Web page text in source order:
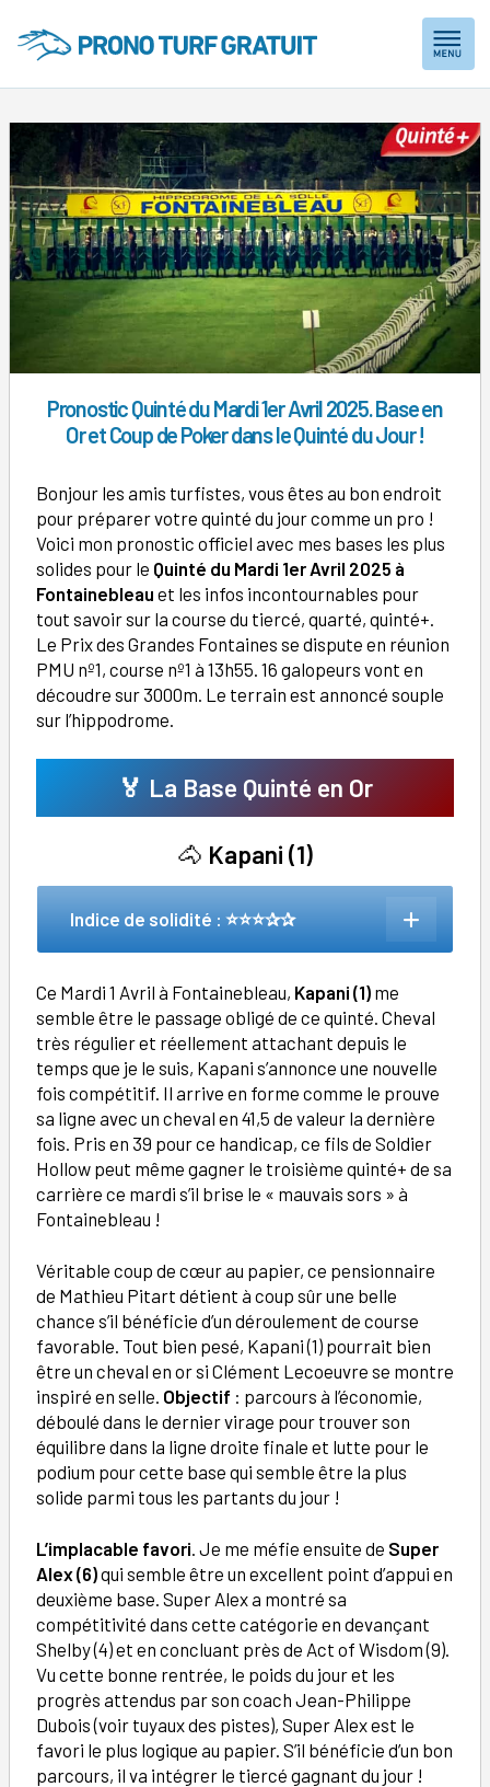
content
Pronostic Quinté du Mardi 1er Avril 2025. Base en
Or et Coup de Poker dans le Quinté du Jour !
Bonjour les amis turfistes, vous êtes au bon endroit
pour préparer votre quinté du jour comme un pro !
Voici mon pronostic officiel avec mes bases les plus
solides pour le Quinté du Mardi 1er Avril 2025 à
Fontainebleau et les infos incontournables pour
tout savoir sur la course du tiercé, quarté, quinté+.
Le Prix des Grandes Fontaines se dispute en réunion
PMU nº1, course nº1 à 13h55. 16 galopeurs vont en
découdre sur 3000m. Le terrain est annoncé souple
sur l’hippodrome.
🏅 La Base Quinté en Or
🐴 Kapani (1)
Indice de solidité : ⭐⭐⭐✰✰
Ce Mardi 1 Avril à Fontainebleau, Kapani (1) me
semble être le passage obligé de ce quinté. Cheval
très régulier et réellement attachant depuis le
temps que je le suis, Kapani s’annonce une nouvelle
fois compétitif. Il arrive en forme comme le prouve
sa ligne avec un cheval en 41,5 de valeur la dernière
fois. Pris en 39 pour ce handicap, ce fils de Soldier
Hollow peut même gagner le troisième quinté+ de sa
carrière ce mardi s’il brise le « mauvais sors » à
Fontainebleau !
Véritable coup de cœur au papier, ce pensionnaire
de Mathieu Pitart détient à coup sûr une belle
chance s’il bénéficie d’un déroulement de course
favorable. Tout bien pesé, Kapani (1) pourrait bien
être un cheval en or si Clément Lecoeuvre se montre
inspiré en selle. Objectif : parcours à l’économie,
déboulé dans le dernier virage pour trouver son
équilibre dans la ligne droite finale et lutte pour le
podium pour cette base qui semble être la plus
solide parmi tous les partants du jour !
L’implacable favori . Je me méfie ensuite de Super
Alex (6)qui semble être un excellent point d’appui en
deuxième base. Super Alex a montré sa
compétitivité dans cette catégorie en devançant
Shelby (4) et en concluant près de Act of Wisdom (9).
Vu cette bonne rentrée, le poids du jour et les
progrès attendus par son coach Jean-Philippe
Dubois (voir tuyaux des pistes), Super Alex est le
favori le plus logique au papier. S’il bénéficie d’un bon
parcours, il va intégrer le tiercé gagnant du jour !